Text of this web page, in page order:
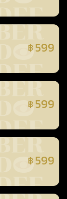
฿ 599
฿ 599
฿ 599